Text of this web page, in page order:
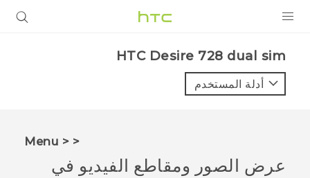
VIVE
VIVERSE
HTC Desire 728 dual sim‎
أدلة المستخدم
< < Menu
عرض الصور ومقاطع الفيديو في